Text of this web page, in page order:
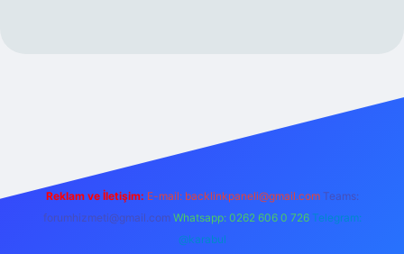
Reklam ve İletişim: E-mail: backlinkpaneli@gmail.com Teams:
forumhizmeti@gmail.com Whatsapp: 0262 606 0 726 Telegram:
@karabul